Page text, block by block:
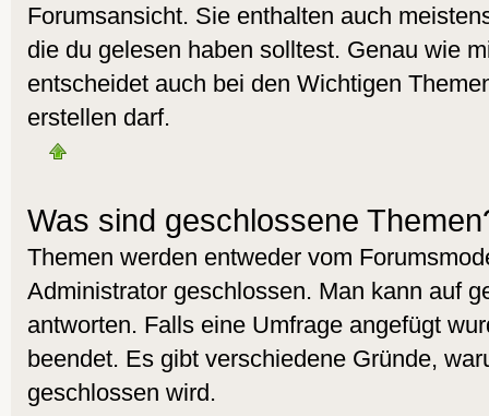
Forumsansicht. Sie enthalten auch
die du gelesen haben solltest. Genau wie
entscheidet auch bei den Wichtigen
erstellen darf.
Was sind geschlossene
Themen werden entweder vom
Administrator geschlossen. Man kann auf
antworten. Falls eine Umfrage angefügt
beendet. Es gibt verschiedene Gründe,
geschlossen wird.